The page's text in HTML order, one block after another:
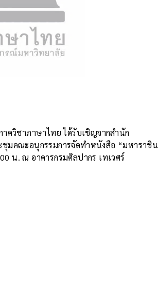
ควิชาภาษาไทย ได้รับเชิญจากสำนัก
ชุมคณะอนุกรรมการจัดทำหนังสือ “มหาราชิน
น. ณ อาคารกรมศิลปากร เทเวศร์